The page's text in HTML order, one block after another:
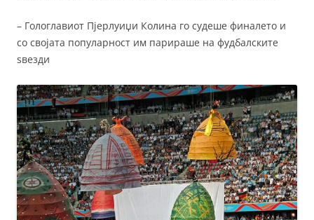
– Гологлавиот Пјерлуиџи Колина го судеше финалето и
со својата популарност им парираше на фудбалските
ѕвезди